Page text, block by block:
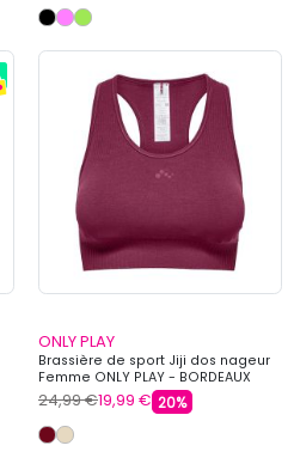
ONLY PLAY
Brassière de sport Jiji dos nageur
Femme ONLY PLAY - BORDEAUX
24,99 €19,99 € 20%